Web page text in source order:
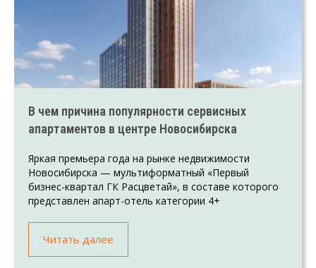
В чем причина популярности сервисных
апартаментов в центре Новосибирска
Яркая премьера года на рынке недвижимости
Новосибирска — мультиформатный «Первый
бизнес-квартал ГК Расцветай», в составе которого
представлен апарт-отель категории 4+
Читать далее